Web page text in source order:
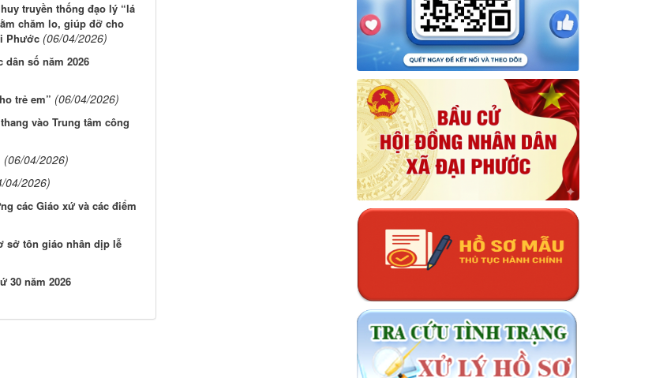
truyền thống đạo lý “lá
chăm lo, giúp đỡ cho
Phước (06/04/2026)
số năm 2026
trẻ em” (06/04/2026)
vào Trung tâm công
(06/04/2026)
04/2026)
các Giáo xứ và các điểm
sở tôn giáo nhân dịp lễ
30 năm 2026